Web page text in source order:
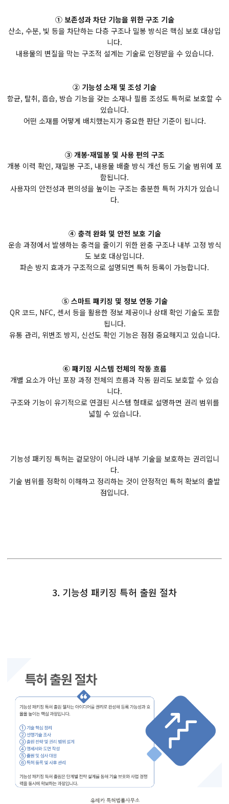
① 보존성과 차단 기능을 위한 구조 기술
산소, 수분, 빛 등을 차단하는 다층 구조나 밀봉 방식은 핵심 보호 대상입
니다.
내용물의 변질을 막는 구조적 설계는 기술로 인정받을 수 있습니다.
② 기능성 소재 및 조성 기술
항균, 탈취, 흡습, 방습 기능을 갖는 소재나 필름 조성도 특허로 보호할 수
있습니다.
어떤 소재를 어떻게 배치했는지가 중요한 판단 기준이 됩니다.
③ 개봉·재밀봉 및 사용 편의 구조
개봉 이력 확인, 재밀봉 구조, 내용물 배출 방식 개선 등도 기술 범위에 포
함됩니다.
사용자의 안전성과 편의성을 높이는 구조는 충분한 특허 가치가 있습니
다.
④ 충격 완화 및 안전 보호 기술
운송 과정에서 발생하는 충격을 줄이기 위한 완충 구조나 내부 고정 방식
도 보호 대상입니다.
파손 방지 효과가 구조적으로 설명되면 특허 등록이 가능합니다.
⑤ 스마트 패키징 및 정보 연동 기술
QR 코드, NFC, 센서 등을 활용한 정보 제공이나 상태 확인 기술도 포함
됩니다.
유통 관리, 위변조 방지, 신선도 확인 기능은 점점 중요해지고 있습니다.
⑥ 패키징 시스템 전체의 작동 흐름
개별 요소가 아닌 포장 과정 전체의 흐름과 작동 원리도 보호할 수 있습
니다.
구조와 기능이 유기적으로 연결된 시스템 형태로 설명하면 권리 범위를
넓힐 수 있습니다.
기능성 패키징 특허는 겉모양이 아니라 내부 기술을 보호하는 권리입니
다.
기술 범위를 정확히 이해하고 정리하는 것이 안정적인 특허 확보의 출발
점입니다.
3. 기능성 패키징 특허 출원 절차